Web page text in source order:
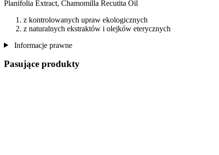
Planifolia Extract, Chamomilla Recutita Oil
z kontrolowanych upraw ekologicznych
z naturalnych ekstraktów i olejków eterycznych
Informacje prawne
Pasujące produkty